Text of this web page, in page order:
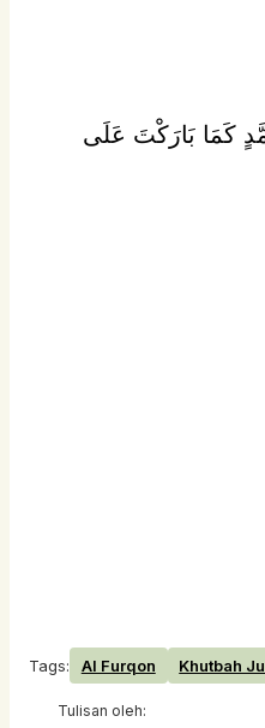
كَمَا بَارَكْتَ عَلَى
Tags: Al Furqon Khutbah
Tulisan oleh: